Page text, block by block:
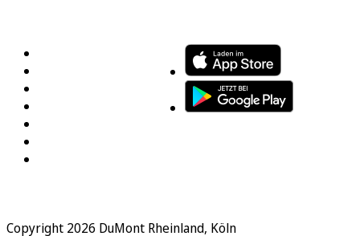
Copyright 2026 DuMont Rheinland, Köln